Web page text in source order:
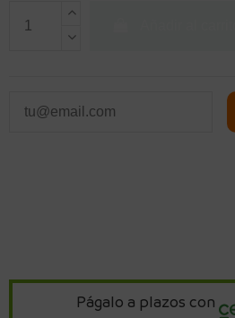
Págalo a plazos con